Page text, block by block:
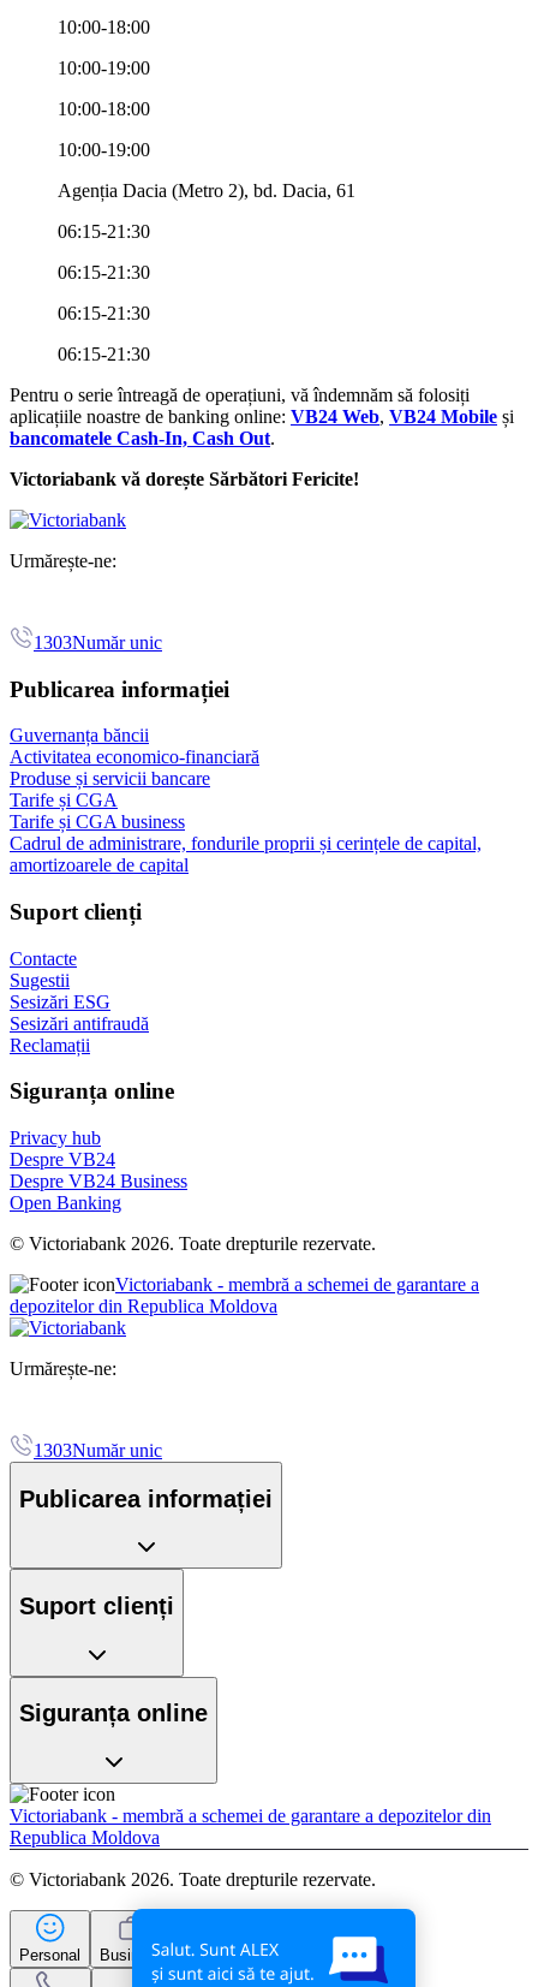
10:00-18:00
10:00-19:00
10:00-18:00
10:00-19:00
Agenția Dacia (Metro 2), bd. Dacia, 61
06:15-21:30
06:15-21:30
06:15-21:30
06:15-21:30
Pentru o serie întreagă de operațiuni, vă îndemnăm să folosiți
aplicațiile noastre de banking online: VB24 Web, VB24 Mobile și
bancomatele Cash-In, Cash Out.
Victoriabank vă dorește Sărbători Fericite!
Urmărește-ne:
1303Număr unic
Publicarea informației
Guvernanța băncii
Activitatea economico-financiară
Produse și servicii bancare
Tarife și CGA
Tarife și CGA business
Cadrul de administrare, fondurile proprii și cerințele de capital,
amortizoarele de capital
Suport clienți
Contacte
Sugestii
Sesizări ESG
Sesizări antifraudă
Reclamații
Siguranța online
Privacy hub
Despre VB24
Despre VB24 Business
Open Banking
© Victoriabank 2026. Toate drepturile rezervate.
Victoriabank - membră a schemei de garantare a
depozitelor din Republica Moldova
Urmărește-ne:
1303Număr unic
Publicarea informației
Suport clienți
Siguranța online
Victoriabank - membră a schemei de garantare a depozitelor din
Republica Moldova
© Victoriabank 2026. Toate drepturile rezervate.
Personal Business